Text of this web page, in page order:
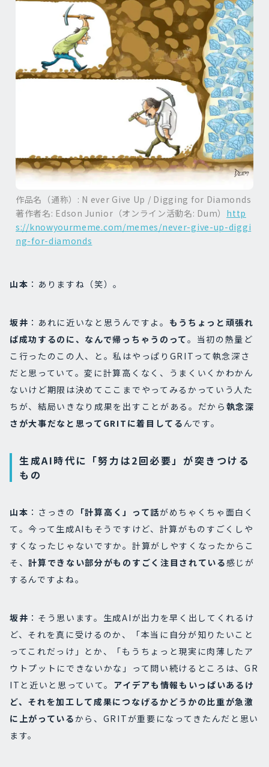
作品名（通称）: N ever Give Up / Digging for Diamonds
著作者名: Edson Junior（オンライン活動名: Dum） http
s://knowyourmeme.com/memes/never-give-up-diggi
ng-for-diamonds
山本 ：ありますね（笑）。
坂井 ：あれに近いなと思うんですよ。 もうちょっと頑張れ
ば成功するのに、なんで帰っちゃうのって。当初の熱量ど
こ行ったのこの人、と。私はやっぱりGRITって執念深さ
だと思っていて。変に計算高くなく、うまくいくかわかん
ないけど期限は決めてここまでやってみるかっていう人た
ちが、結局いきなり成果を出すことがある。だから 執念深
さが大事だな と思ってGRITに着目 してる んです。
生成AI時代に「努力は2回必要」が突きつける
もの
山本 ：さっきの 「計算高く」って話がめちゃくちゃ面白く
て。今って生成AIもそうですけど、計算がものすごくしや
すくなったじゃないですか。計算がしやすくなったからこ
そ、計算できない部分がものすごく注目されている感じが
するんですよね。
坂井 ：そう思います。生成AIが出力を早く出してくれるけ
ど、それを真に受けるのか、「本当に自分が知りたいこと
ってこれだっけ」とか、「もうちょっと現実に肉薄したア
ウトプットにできないかな」って問い続けるところは、GR
ITと近いと思っていて。 アイデアも情報もいっぱいあるけ
ど、それを加工して成果につなげるかどうかの比重が急激
に上がっているから、GRITが重要になってきたんだと思い
ます。